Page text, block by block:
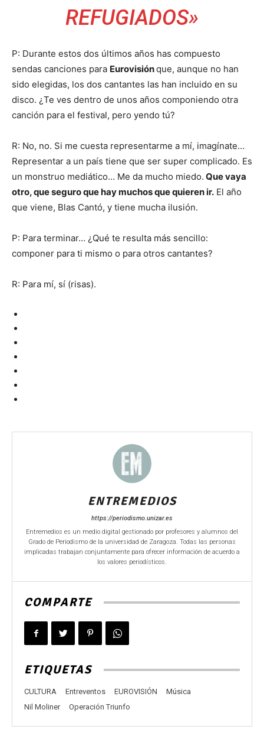
REFUGIADOS»
P: Durante estos dos últimos años has compuesto
sendas canciones para Eurovisiónque, aunque no han
sido elegidas, los dos cantantes las han incluido en su
disco. ¿Te ves dentro de unos años componiendo otra
canción para el festival, pero yendo tú?
R: No, no. Si me cuesta representarme a mí, imagínate…
Representar a un país tiene que ser super complicado. Es
un monstruo mediático… Me da mucho miedo. Que vaya
otro, que seguro que hay muchos que quieren ir. El año
que viene, Blas Cantó, y tiene mucha ilusión.
P: Para terminar… ¿Qué te resulta más sencillo:
componer para ti mismo o para otros cantantes?
R: Para mí, sí (risas).
ENTREMEDIOS
https://periodismo.unizar.es
Entremedios es un medio digital gestionado por profesores y alumnos del
Grado de Periodismo de la universidad de Zaragoza. Todas las personas
implicadas trabajan conjuntamente para ofrecer información de acuerdo a
los valores periodísticos.
COMPARTE
ETIQUETAS
CULTURA Entreventos EUROVISIÓN
Música
Nil Moliner
Operación Triunfo